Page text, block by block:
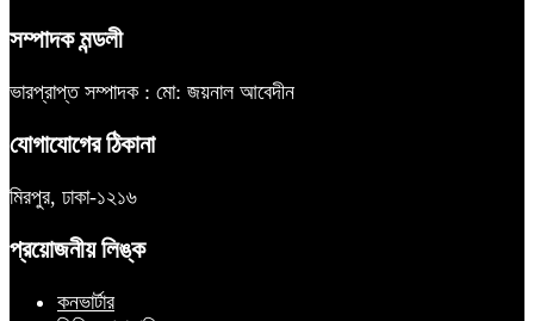
সম্পাদক মন্ডলী
ভারপ্রাপ্ত সম্পাদক : মো: জয়নাল আবেদীন
যোগাযোগের ঠিকানা
মিরপুর, ঢাকা-১২১৬
প্রয়োজনীয় লিঙ্ক
কনভার্টার